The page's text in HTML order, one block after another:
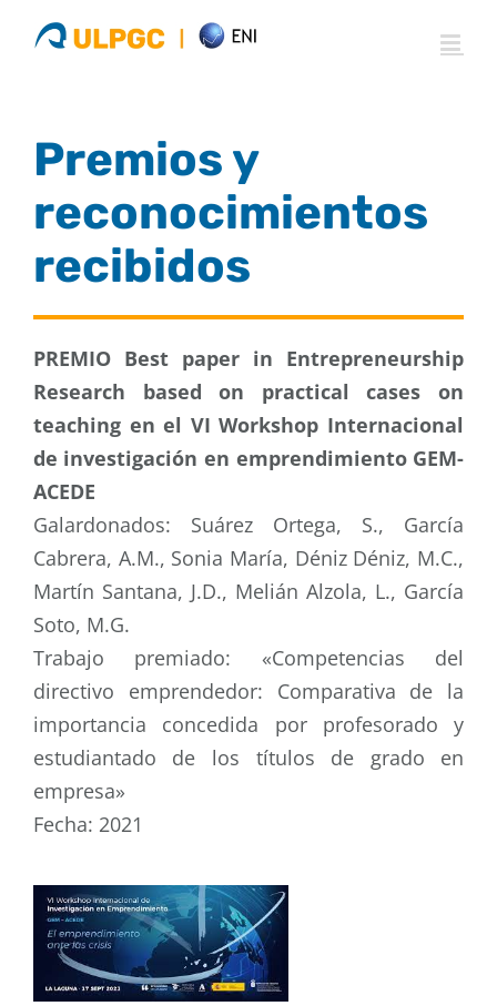
Saltar
Premios y
reconocimientos
recibidos
PREMIO Best paper in Entrepreneurship
Research based on practical cases on
teaching en el VI Workshop Internacional
de investigación en emprendimiento GEM-
ACEDE
Galardonados: Suárez Ortega, S., García
Cabrera, A.M., Sonia María, Déniz Déniz, M.C.,
Martín Santana, J.D., Melián Alzola, L., García
Soto, M.G.
Trabajo premiado: «Competencias del
directivo emprendedor: Comparativa de la
importancia concedida por profesorado y
estudiantado de los títulos de grado en
empresa»
Fecha: 2021